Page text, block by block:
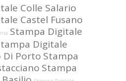
Colle Salario
Castel Fusano
Stampa Digitale
Digitale
Di Porto Stampa
Stampa